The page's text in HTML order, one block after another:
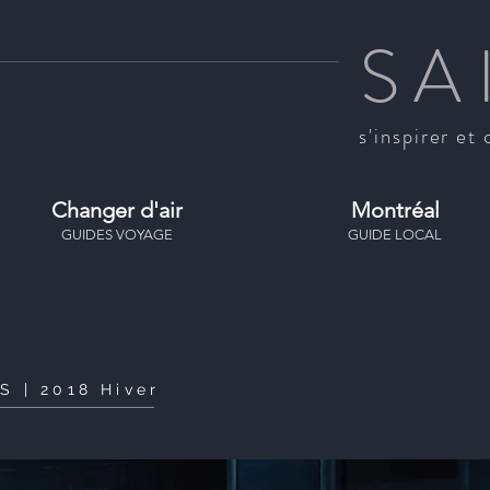
s'inspirer et
Changer d'air Montréal
GUIDE LOCAL
GUIDES VOYAGE
| 2018 Hiver